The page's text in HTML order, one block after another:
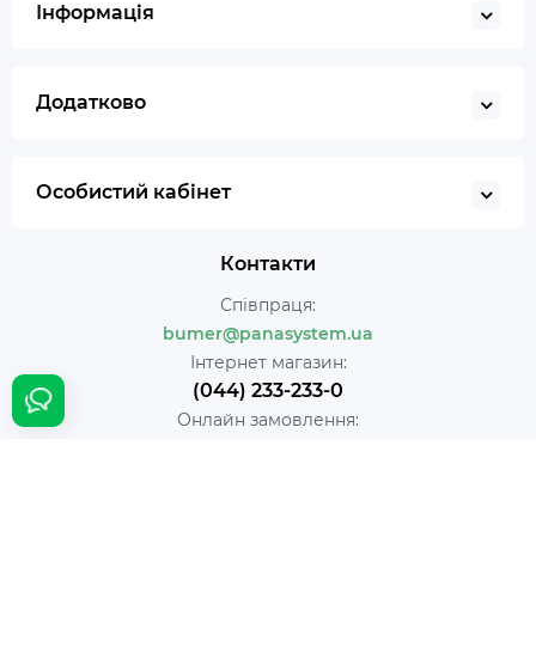
Інформація
Додатково
Особистий кабінет
Контакти
Співпраця:
bumer@panasystem.ua
Інтернет магазин:
(044) 233-233-0
Онлайн замовлення: